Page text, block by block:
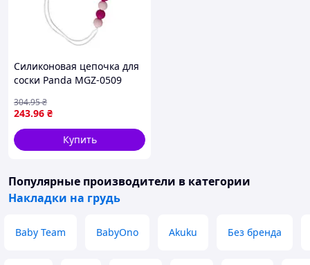
Силиконовая цепочка для
соски Panda MGZ-0509
— пищевого силикона,
эластичная, анти-
падающая фиксация с пл
243.96 ₴
304.95₴
Купить
Популярные производители в категории
Накладки на грудь
Baby Team BabyOno Akuku Без бренда